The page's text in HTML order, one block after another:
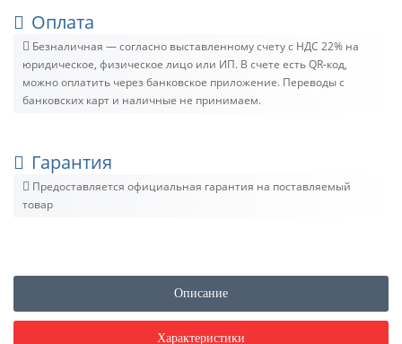
Оплата
Безналичная — согласно выставленному счету c НДС 22% на
юридическое, физическое лицо или ИП. В счете есть QR-код,
можно оплатить через банковское приложение. Переводы с
банковских карт и наличные не принимаем.
Гарантия
Предоставляется официальная гарантия на поставляемый
товар
Описание
Характеристики